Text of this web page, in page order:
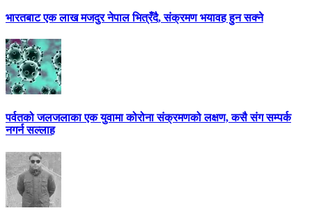
भारतबाट एक लाख मजदुर नेपाल भित्रँदै, संक्रमण भयावह हुन सक्ने
पर्वतको जलजलाका एक युवामा कोरोना संक्रमणको लक्षण, कसै संग सम्पर्क
नगर्न सल्लाह